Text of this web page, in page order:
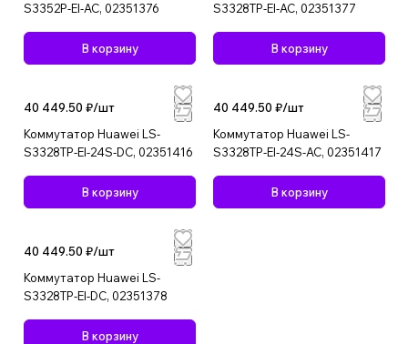
S3352P-EI-AC, 02351376
В корзину
S3328TP-EI-AC, 02351377
В корзину
40 449.50 ₽/шт
Коммутатор Huawei LS-
S3328TP-EI-24S-DC, 02351416
В корзину
40 449.50 ₽/шт
Коммутатор Huawei LS-
S3328TP-EI-24S-AC, 02351417
В корзину
40 449.50 ₽/шт
Коммутатор Huawei LS-
S3328TP-EI-DC, 02351378
В корзину